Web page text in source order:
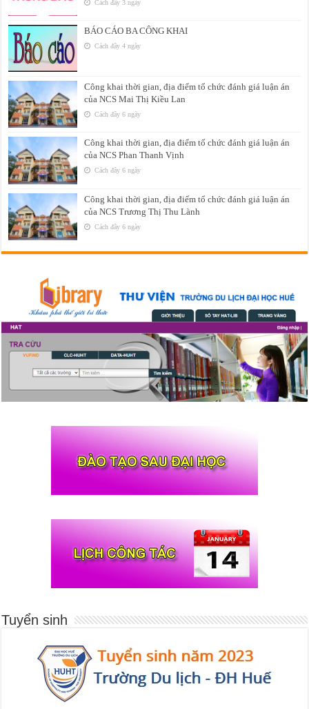
Cách đây 3 ngày
BÁO CÁO BA CÔNG KHAI
Cách đây 4 ngày
Công khai thời gian, địa điểm tổ chức đánh giá luận án
của NCS Mai Thị Kiều Lan
Cách đây 6 ngày
Công khai thời gian, địa điểm tổ chức đánh giá luận án
của NCS Phan Thanh Vịnh
Cách đây 6 ngày
Công khai thời gian, địa điểm tổ chức đánh giá luận án
của NCS Trương Thị Thu Lành
Cách đây 6 ngày
Tuyển sinh